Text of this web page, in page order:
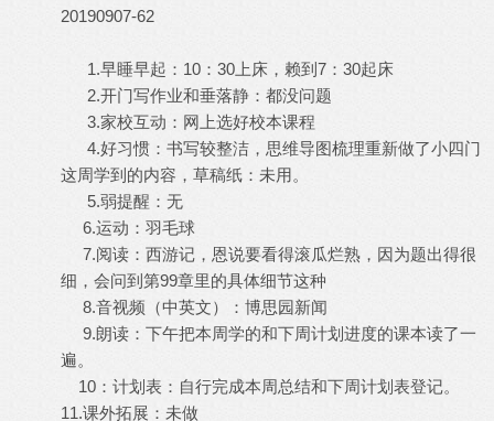
20190907-62
1.早睡早起：10：30上床，赖到7：30起床
2.开门写作业和垂落静：都没问题
3.家校互动：网上选好校本课程
4.好习惯：书写较整洁，思维导图梳理重新做了小四门
这周学到的内容，草稿纸：未用。
5.弱提醒：无
6.运动：羽毛球
7.阅读：西游记，恩说要看得滚瓜烂熟，因为题出得很
细，会问到第99章里的具体细节这种
8.音视频（中英文）：博思园新闻
9.朗读：下午把本周学的和下周计划进度的课本读了一
遍。
10：计划表：自行完成本周总结和下周计划表登记。
11.课外拓展：未做